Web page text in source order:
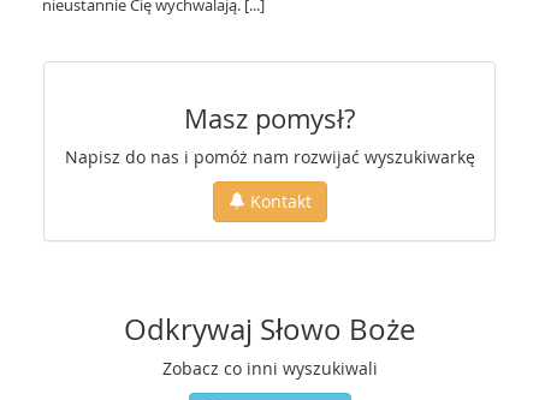
nieustannie Cię wychwalają. [...]
Masz pomysł?
Napisz do nas i pomóż nam rozwijać wyszukiwarkę
Kontakt
Odkrywaj Słowo Boże
Zobacz co inni wyszukiwali